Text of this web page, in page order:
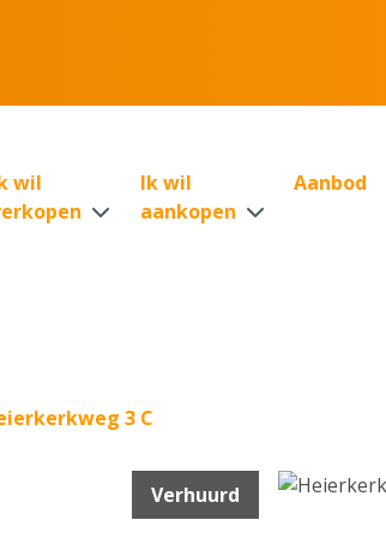
wil
Ik wil
aankopen
Aanbod
3 C
Verhuurd